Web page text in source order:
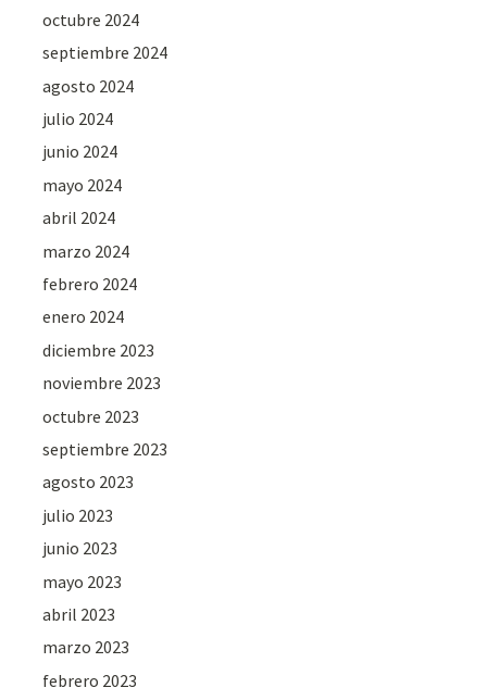
octubre 2024
septiembre 2024
agosto 2024
julio 2024
junio 2024
mayo 2024
abril 2024
marzo 2024
febrero 2024
enero 2024
diciembre 2023
noviembre 2023
octubre 2023
septiembre 2023
agosto 2023
julio 2023
junio 2023
mayo 2023
abril 2023
marzo 2023
febrero 2023